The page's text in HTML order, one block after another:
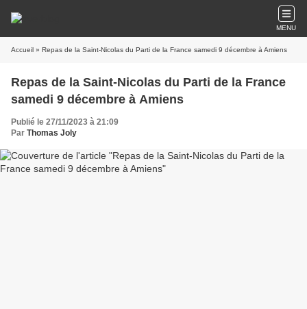
MENU
Accueil » Repas de la Saint-Nicolas du Parti de la France samedi 9 décembre à Amiens
Repas de la Saint-Nicolas du Parti de la France
samedi 9 décembre à Amiens
Publié le 27/11/2023 à 21:09
Par Thomas Joly